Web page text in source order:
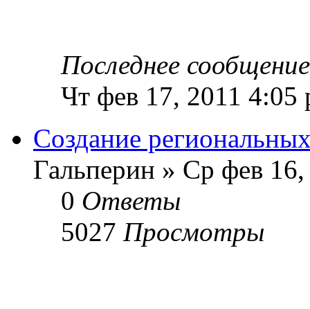
Последнее
Чт фев 17, 2011 4:05
Создание
Гальперин » Ср фев
0 Ответы
5027 Просмотры